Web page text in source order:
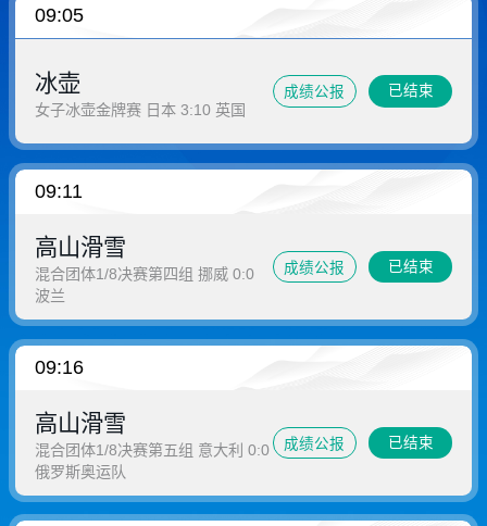
09:05
冰壶
女子冰壶金牌赛 日本 3:10 英国
成绩公报 已结束
09:11
高山滑雪
混合团体1/8决赛第四组 挪威 0:0
波兰
成绩公报 已结束
09:16
高山滑雪
混合团体1/8决赛第五组 意大利 0:0
俄罗斯奥运队
成绩公报 已结束